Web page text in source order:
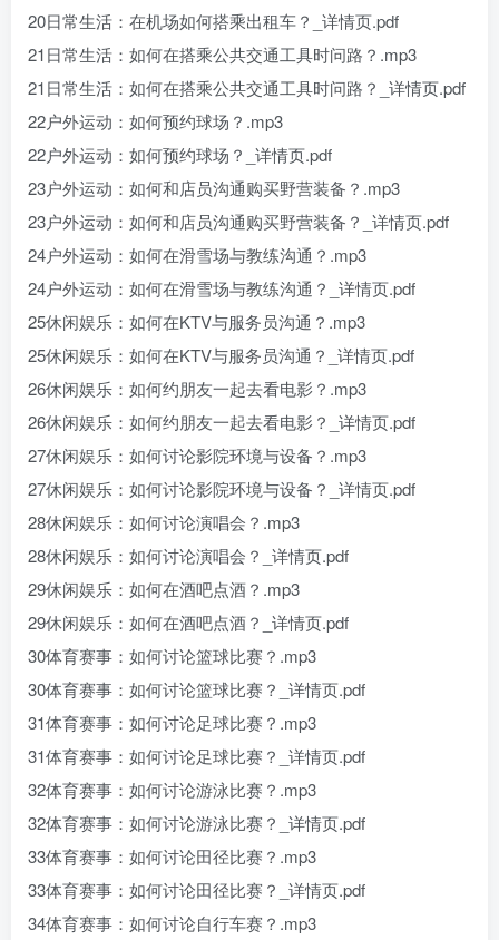
20日常生活：在机场如何搭乘出租车？_详情页.pdf
21日常生活：如何在搭乘公共交通工具时问路？.mp3
21日常生活：如何在搭乘公共交通工具时问路？_详情页.pdf
22户外运动：如何预约球场？.mp3
22户外运动：如何预约球场？_详情页.pdf
23户外运动：如何和店员沟通购买野营装备？.mp3
23户外运动：如何和店员沟通购买野营装备？_详情页.pdf
24户外运动：如何在滑雪场与教练沟通？.mp3
24户外运动：如何在滑雪场与教练沟通？_详情页.pdf
25休闲娱乐：如何在KTV与服务员沟通？.mp3
25休闲娱乐：如何在KTV与服务员沟通？_详情页.pdf
26休闲娱乐：如何约朋友一起去看电影？.mp3
26休闲娱乐：如何约朋友一起去看电影？_详情页.pdf
27休闲娱乐：如何讨论影院环境与设备？.mp3
27休闲娱乐：如何讨论影院环境与设备？_详情页.pdf
28休闲娱乐：如何讨论演唱会？.mp3
28休闲娱乐：如何讨论演唱会？_详情页.pdf
29休闲娱乐：如何在酒吧点酒？.mp3
29休闲娱乐：如何在酒吧点酒？_详情页.pdf
30体育赛事：如何讨论篮球比赛？.mp3
30体育赛事：如何讨论篮球比赛？_详情页.pdf
31体育赛事：如何讨论足球比赛？.mp3
31体育赛事：如何讨论足球比赛？_详情页.pdf
32体育赛事：如何讨论游泳比赛？.mp3
32体育赛事：如何讨论游泳比赛？_详情页.pdf
33体育赛事：如何讨论田径比赛？.mp3
33体育赛事：如何讨论田径比赛？_详情页.pdf
34体育赛事：如何讨论自行车赛？.mp3